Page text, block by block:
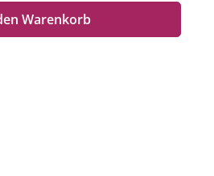
benutze die Schaltflächen um die Anzahl zu
Warenkorb